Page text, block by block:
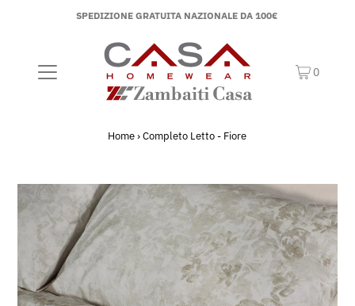
SPEDIZIONE GRATUITA NAZIONALE DA 100€
0
Home › Completo Letto - Fiore